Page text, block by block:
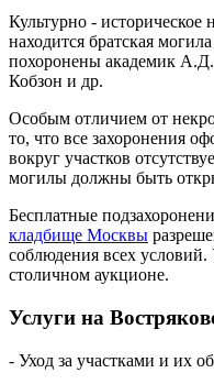
Культурно - историческое
находится братская
похоронены академик
Кобзон и др.
Особым отличием от
то, что все захоронения
вокруг участков
могилы должны быть
Бесплатные
кладбище Москвы
соблюдения всех
столичном аукционе.
Услуги на
- Уход за участками и их